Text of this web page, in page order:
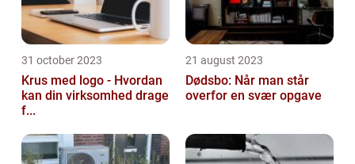
31 october 2023
Krus med logo - Hvordan
kan din virksomhed drage
f...
21 august 2023
Dødsbo: Når man står
overfor en svær opgave